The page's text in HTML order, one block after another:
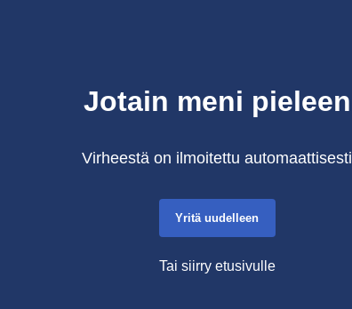
Jotain meni pieleen
Virheestä on ilmoitettu automaattisesti
Yritä uudelleen
Tai siirry etusivulle